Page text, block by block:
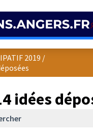
2019 /
idées